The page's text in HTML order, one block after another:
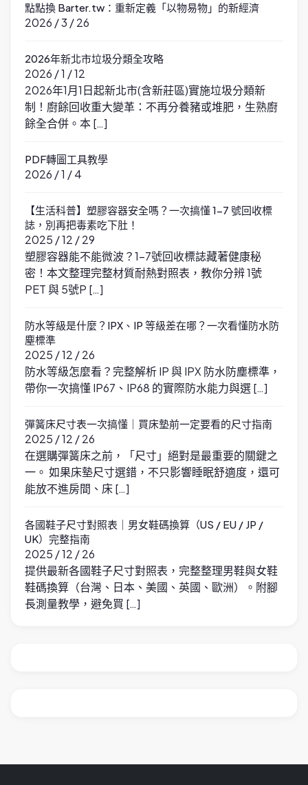
點點換 Barter.tw：重新定義「以物易物」的新經濟
2026 / 3 / 26
2026年新北市垃圾分類全攻略
2026 / 1 / 12
2026年1月1日起新北市(含新莊區)實施垃圾分類新
制！廚餘回收重大變革：不再分養豬或堆肥，生熟廚
餘全合併。本 […]
PDF轉圖工具教學
2026 / 1 / 4
【生活科普】塑膠容器安全嗎？一次搞懂 1-7 號回收標
誌，別再把毒素吃下肚！
2025 / 12 / 29
塑膠容器能不能微波？1-7號回收標誌藏著健康秘
密！本文整理完整材質耐熱對照表，教你分辨 1號
PET 與 5號P […]
防水等級是什麼？IPX、IP 等級差在哪？一次看懂防水防
塵標準
2025 / 12 / 26
防水等級怎麼看？完整解析 IP 與 IPX 防水防塵標準，
帶你一次搞懂 IP67、IP68 的實際防水能力與選 […]
彈簧床尺寸表一次搞懂｜買床墊前一定要看的尺寸指南
2025 / 12 / 26
在選購彈簧床之前，「尺寸」絕對是最重要的關鍵之
一。 如果床墊尺寸選錯，不只影響睡眠舒適度，還可
能放不進房間、床 […]
各國鞋子尺寸對照表｜男女鞋碼換算（US / EU / JP /
UK）完整指南
2025 / 12 / 26
提供最新各國鞋子尺寸對照表，完整整理男鞋與女鞋
鞋碼換算（台灣、日本、美國、英國、歐洲）。附腳
長測量教學，避免買 […]